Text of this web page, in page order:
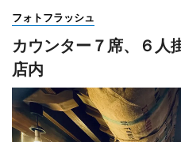
フォトフラッシュ
カウンター７席、６人
店内